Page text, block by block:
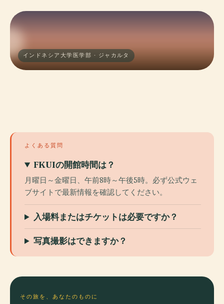
インドネシア大学医学部 · ジャカルタ
よくある質問
FKUIの開館時間は？
月曜日～金曜日、午前8時～午後5時。必ず公式ウェ
ブサイトで最新情報を確認してください。
入場料またはチケットは必要ですか？
写真撮影はできますか？
その旅を、あなたのものに